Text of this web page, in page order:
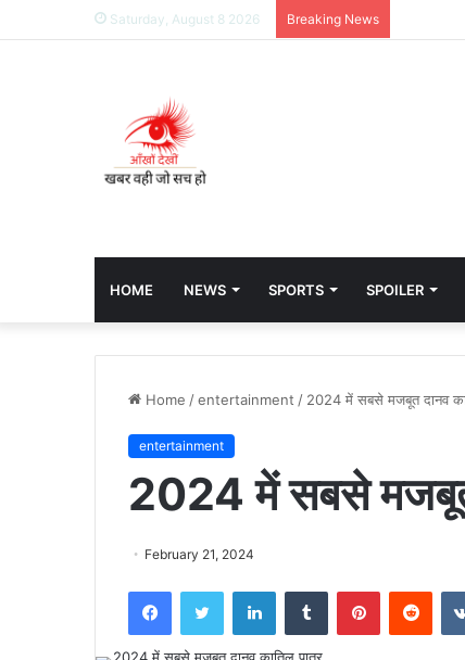
Saturday, August 8 2026 Breaking News
HOME NEWS SPORTS SPOILER
Home /entertainment / 2024 में सबसे मजबूत दानव
entertainment
2024 में सबसे मजबूत
February 21, 2024
FacebookTwitter LinkedInTumblr Pinterest